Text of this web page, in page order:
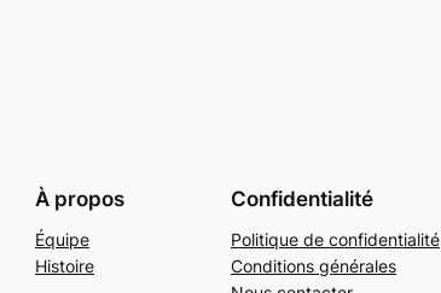
À propos
Équipe
Histoire
Confidentialité
Politique de confidentialité
Conditions générales